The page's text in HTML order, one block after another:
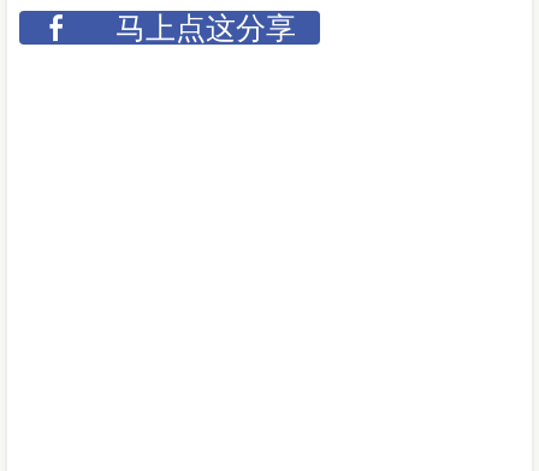
马上点这分享